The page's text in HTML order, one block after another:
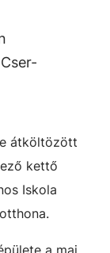
átköltözött
kettő
Iskola